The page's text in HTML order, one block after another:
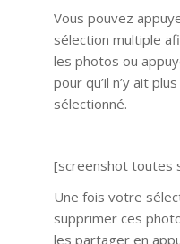
Vous pouvez
sélection multiple
les photos ou
pour qu’il n’y ait
sélectionné.
[screenshot toutes
Une fois votre
supprimer ces
les partager en